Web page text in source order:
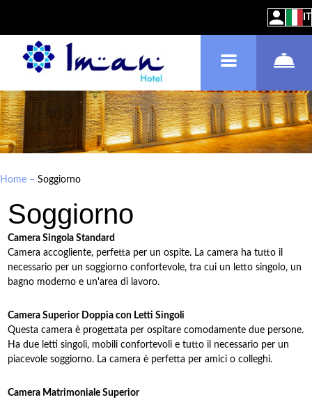
IT
Home – Soggiorno
Soggiorno
Camera Singola Standard
Camera accogliente, perfetta per un ospite. La camera ha tutto il
necessario per un soggiorno confortevole, tra cui un letto singolo, un
bagno moderno e un'area di lavoro.
Camera Superior Doppia con Letti Singoli
Questa camera è progettata per ospitare comodamente due persone.
Ha due letti singoli, mobili confortevoli e tutto il necessario per un
piacevole soggiorno. La camera è perfetta per amici o colleghi.
Camera Matrimoniale Superior